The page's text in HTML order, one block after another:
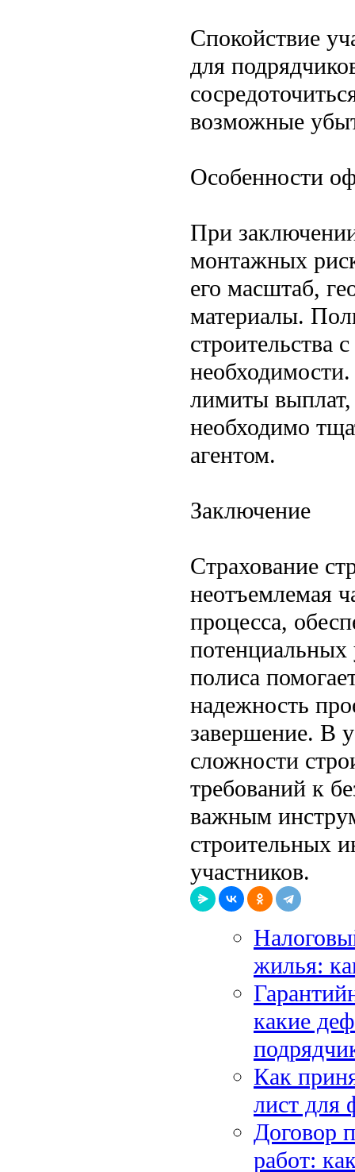
Спокойствие
для
возможные
Особенности
При
монтажных
его масштаб,
материалы.
строительства
лимиты
необходимо
агентом.
Заключение
Страхование
неотъемлемая
процесса,
потенциальных
полиса
надежность
завершение. В
сложности
требований к
важным
строительных
участников.
жилья:
какие
Как
лист для
Договор
работ: